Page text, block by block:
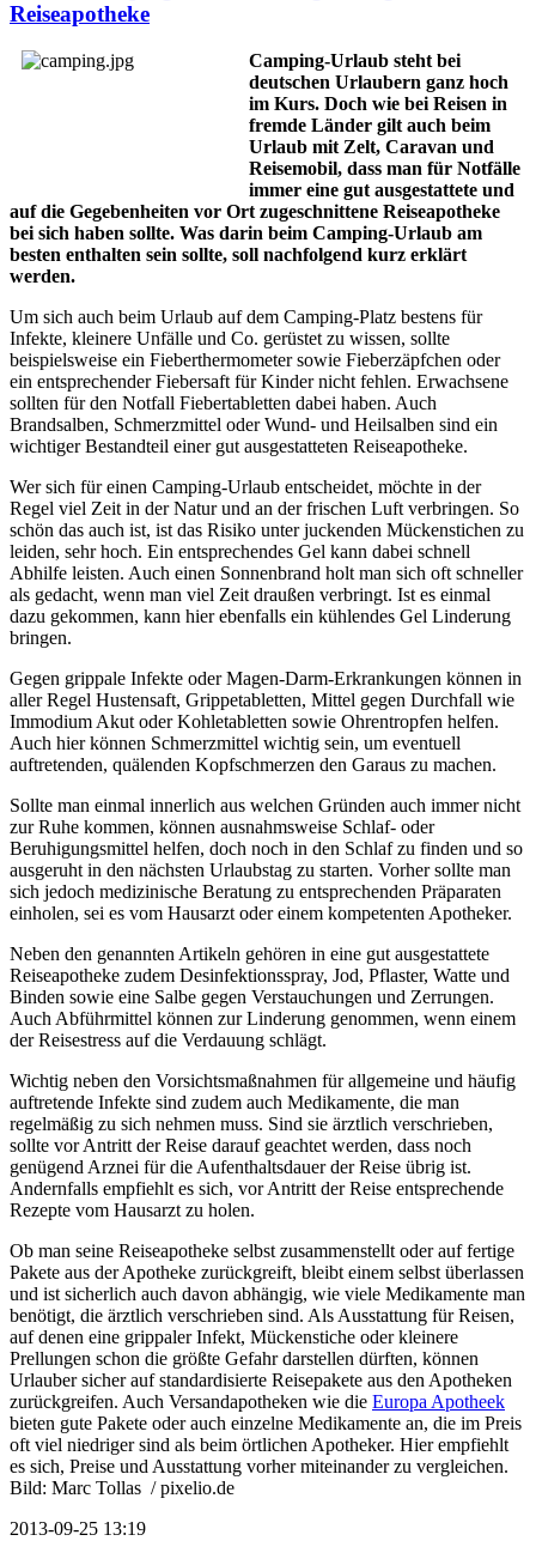
Camping-Urlaub steht bei
deutschen Urlaubern ganz hoch
im Kurs. Doch wie bei Reisen in
fremde Länder gilt auch beim
Urlaub mit Zelt, Caravan und
Reisemobil, dass man für Notfälle
immer eine gut ausgestattete und
auf die Gegebenheiten vor Ort zugeschnittene Reiseapotheke
bei sich haben sollte. Was darin beim Camping-Urlaub am
besten enthalten sein sollte, soll nachfolgend kurz erklärt
werden.
Um sich auch beim Urlaub auf dem Camping-Platz bestens für
Infekte, kleinere Unfälle und Co. gerüstet zu wissen, sollte
beispielsweise ein Fieberthermometer sowie Fieberzäpfchen oder
ein entsprechender Fiebersaft für Kinder nicht fehlen. Erwachsene
sollten für den Notfall Fiebertabletten dabei haben. Auch
Brandsalben, Schmerzmittel oder Wund- und Heilsalben sind ein
wichtiger Bestandteil einer gut ausgestatteten Reiseapotheke.
Wer sich für einen Camping-Urlaub entscheidet, möchte in der
Regel viel Zeit in der Natur und an der frischen Luft verbringen. So
schön das auch ist, ist das Risiko unter juckenden Mückenstichen zu
leiden, sehr hoch. Ein entsprechendes Gel kann dabei schnell
Abhilfe leisten. Auch einen Sonnenbrand holt man sich oft schneller
als gedacht, wenn man viel Zeit draußen verbringt. Ist es einmal
dazu gekommen, kann hier ebenfalls ein kühlendes Gel Linderung
bringen.
Gegen grippale Infekte oder Magen-Darm-Erkrankungen können in
aller Regel Hustensaft, Grippetabletten, Mittel gegen Durchfall wie
Immodium Akut oder Kohletabletten sowie Ohrentropfen helfen.
Auch hier können Schmerzmittel wichtig sein, um eventuell
auftretenden, quälenden Kopfschmerzen den Garaus zu machen.
Sollte man einmal innerlich aus welchen Gründen auch immer nicht
zur Ruhe kommen, können ausnahmsweise Schlaf- oder
Beruhigungsmittel helfen, doch noch in den Schlaf zu finden und so
ausgeruht in den nächsten Urlaubstag zu starten. Vorher sollte man
sich jedoch medizinische Beratung zu entsprechenden Präparaten
einholen, sei es vom Hausarzt oder einem kompetenten Apotheker.
Neben den genannten Artikeln gehören in eine gut ausgestattete
Reiseapotheke zudem Desinfektionsspray, Jod, Pflaster, Watte und
Binden sowie eine Salbe gegen Verstauchungen und Zerrungen.
Auch Abführmittel können zur Linderung genommen, wenn einem
der Reisestress auf die Verdauung schlägt.
Wichtig neben den Vorsichtsmaßnahmen für allgemeine und häufig
auftretende Infekte sind zudem auch Medikamente, die man
regelmäßig zu sich nehmen muss. Sind sie ärztlich verschrieben,
sollte vor Antritt der Reise darauf geachtet werden, dass noch
genügend Arznei für die Aufenthaltsdauer der Reise übrig ist.
Andernfalls empfiehlt es sich, vor Antritt der Reise entsprechende
Rezepte vom Hausarzt zu holen.
Ob man seine Reiseapotheke selbst zusammenstellt oder auf fertige
Pakete aus der Apotheke zurückgreift, bleibt einem selbst überlassen
und ist sicherlich auch davon abhängig, wie viele Medikamente man
benötigt, die ärztlich verschrieben sind. Als Ausstattung für Reisen,
auf denen eine grippaler Infekt, Mückenstiche oder kleinere
Prellungen schon die größte Gefahr darstellen dürften, können
Urlauber sicher auf standardisierte Reisepakete aus den Apotheken
zurückgreifen. Auch Versandapotheken wie die Europa Apotheek
bieten gute Pakete oder auch einzelne Medikamente an, die im Preis
oft viel niedriger sind als beim örtlichen Apotheker. Hier empfiehlt
es sich, Preise und Ausstattung vorher miteinander zu vergleichen.
Bild: Marc Tollas / pixelio.de
2013-09-25 13:19